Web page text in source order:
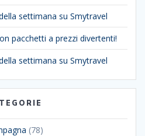
settimana su Smytravel
pacchetti a prezzi divertenti!
settimana su Smytravel
(78)